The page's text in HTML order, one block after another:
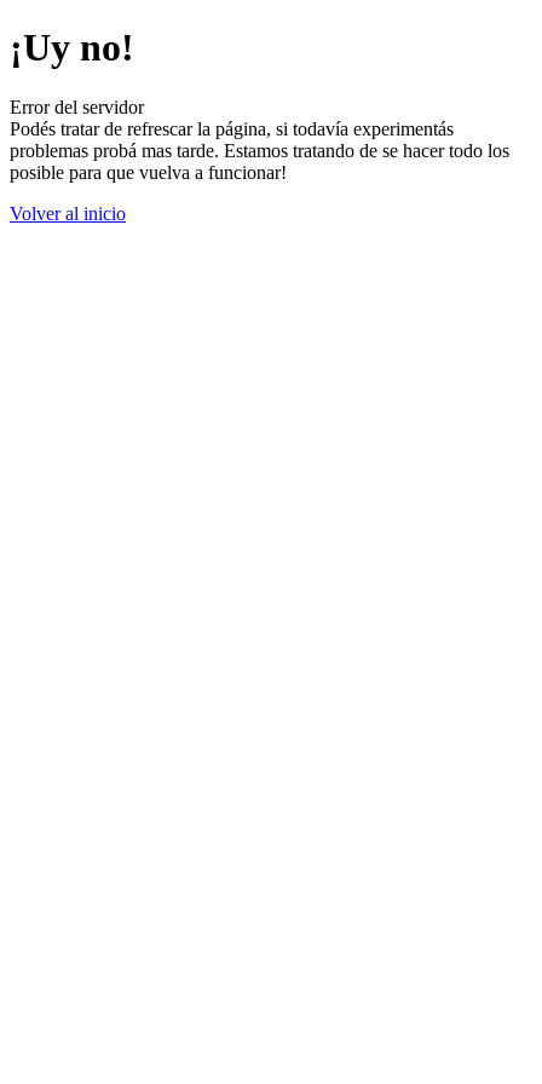
¡Uy no!
Error del servidor
Podés tratar de refrescar la página, si todavía experimentás
problemas probá mas tarde. Estamos tratando de se hacer todo los
posible para que vuelva a funcionar!
Volver al inicio